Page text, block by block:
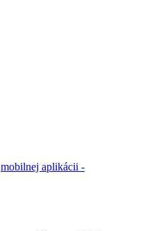
mobilnej aplikácii -